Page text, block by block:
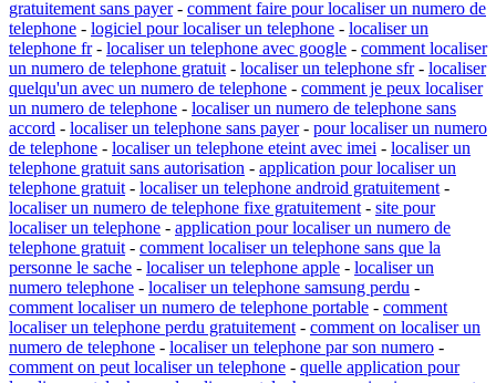
gratuitement sans payer- comment faire pour localiser un numero de
telephone - logiciel pour localiser un telephone - localiser un
telephone fr- localiser un telephone avec google - comment localiser
un numero de telephone gratuit - localiser un telephone sfr- localiser
quelqu'un avec un numero de telephone - comment je peux localiser
un numero de telephone - localiser un numero de telephone sans
accord - localiser un telephone sans payer- pour localiser un numero
de telephone - localiser un telephone eteint avec imei - localiser un
telephone gratuit sans autorisation - application pour localiser un
telephone gratuit - localiser un telephone android gratuitement -
localiser un numero de telephone fixe gratuitement - site pour
localiser un telephone - application pour localiser un numero de
telephone gratuit - comment localiser un telephone sans que la
personne le sache - localiser un telephone apple - localiser un
numero telephone - localiser un telephone samsung perdu -
comment localiser un numero de telephone portable - comment
localiser un telephone perdu gratuitement - comment on localiser un
numero de telephone - localiser un telephone par son numero -
comment on peut localiser un telephone - quelle application pour